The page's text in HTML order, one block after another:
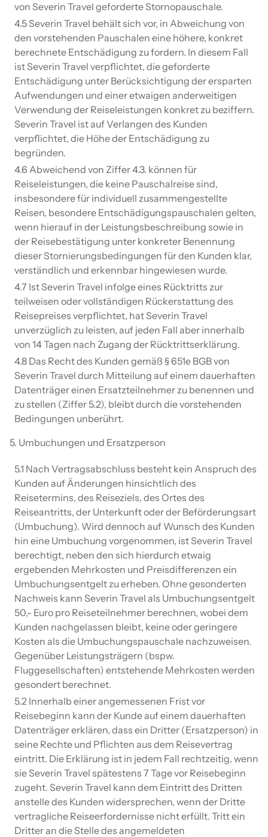
von Severin Travel geforderte Stornopauschale.
4.5 Severin Travel behält sich vor, in Abweichung von
den vorstehenden Pauschalen eine höhere, konkret
berechnete Entschädigung zu fordern. In diesem Fall
ist Severin Travel verpflichtet, die geforderte
Entschädigung unter Berücksichtigung der ersparten
Aufwendungen und einer etwaigen anderweitigen
Verwendung der Reiseleistungen konkret zu beziffern.
Severin Travel ist auf Verlangen des Kunden
verpflichtet, die Höhe der Entschädigung zu
begründen.
4.6 Abweichend von Ziffer 4.3. können für
Reiseleistungen, die keine Pauschalreise sind,
insbesondere für individuell zusammengestellte
Reisen, besondere Entschädigungspauschalen gelten,
wenn hierauf in der Leistungsbeschreibung sowie in
der Reisebestätigung unter konkreter Benennung
dieser Stornierungsbedingungen für den Kunden klar,
verständlich und erkennbar hingewiesen wurde.
4.7 Ist Severin Travel infolge eines Rücktritts zur
teilweisen oder vollständigen Rückerstattung des
Reisepreises verpflichtet, hat Severin Travel
unverzüglich zu leisten, auf jeden Fall aber innerhalb
von 14 Tagen nach Zugang der Rücktrittserklärung.
4.8 Das Recht des Kunden gemäß § 651e BGB von
Severin Travel durch Mitteilung auf einem dauerhaften
Datenträger einen Ersatzteilnehmer zu benennen und
zu stellen (Ziffer 5.2), bleibt durch die vorstehenden
Bedingungen unberührt.
5. Umbuchungen und Ersatzperson
5.1 Nach Vertragsabschluss besteht kein Anspruch des
Kunden auf Änderungen hinsichtlich des
Reisetermins, des Reiseziels, des Ortes des
Reiseantritts, der Unterkunft oder der Beförderungsart
(Umbuchung). Wird dennoch auf Wunsch des Kunden
hin eine Umbuchung vorgenommen, ist Severin Travel
berechtigt, neben den sich hierdurch etwaig
ergebenden Mehrkosten und Preisdifferenzen ein
Umbuchungsentgelt zu erheben. Ohne gesonderten
Nachweis kann Severin Travel als Umbuchungsentgelt
50,- Euro pro Reiseteilnehmer berechnen, wobei dem
Kunden nachgelassen bleibt, keine oder geringere
Kosten als die Umbuchungspauschale nachzuweisen.
Gegenüber Leistungsträgern (bspw.
Fluggesellschaften) entstehende Mehrkosten werden
gesondert berechnet.
5.2 Innerhalb einer angemessenen Frist vor
Reisebeginn kann der Kunde auf einem dauerhaften
Datenträger erklären, dass ein Dritter (Ersatzperson) in
seine Rechte und Pflichten aus dem Reisevertrag
eintritt. Die Erklärung ist in jedem Fall rechtzeitig, wenn
sie Severin Travel spätestens 7 Tage vor Reisebeginn
zugeht. Severin Travel kann dem Eintritt des Dritten
anstelle des Kunden widersprechen, wenn der Dritte
vertragliche Reiseerfordernisse nicht erfüllt. Tritt ein
Dritter an die Stelle des angemeldeten